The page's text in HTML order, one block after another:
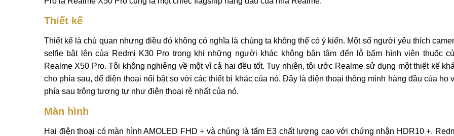
Thiết kế
Thiết kế là chủ quan nhưng điều đó không có nghĩa là chúng ta không thể có ý kiến. Một số người yêu thích
selfie bật lên của Redmi K30 Pro trong khi những người khác không bận tâm đến lỗ bấm hình viên thuốc
Realme X50 Pro. Tôi không nghiêng về một vì cả hai đều tốt. Tuy nhiên, tôi ước Realme sử dụng một thiết kế
cho phía sau, để điện thoại nổi bật so với các thiết bị khác của nó. Đây là điện thoại thông minh hàng đầu của họ
phía sau trông tương tự như điện thoại rẻ nhất của nó.
Màn hình
Hai điện thoại có màn hình AMOLED FHD + và chúng là tấm E3 chất lượng cao với chứng nhận HDR10 +.